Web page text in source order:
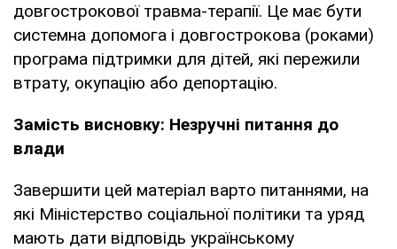
довгострокової травма-терапії. Це має бути
системна допомога і довгострокова (роками)
програма підтримки для дітей, які пережили
втрату, окупацію або депортацію.
Замість висновку: Незручні питання до
влади
Завершити цей матеріал варто питаннями, на
які Міністерство соціальної політики та уряд
мають дати відповідь українському